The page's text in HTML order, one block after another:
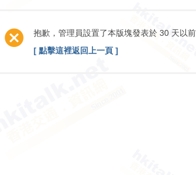
抱歉，管理員設置了本版塊發表於 30 天以
[ 點擊這裡返回上一頁 ]